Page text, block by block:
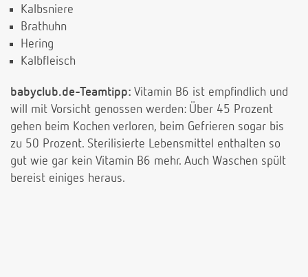
Kalbsniere
Brathuhn
Hering
Kalbfleisch
babyclub.de-Teamtipp: Vitamin B6 ist empfindlich und
will mit Vorsicht genossen werden: Über 45 Prozent
gehen beim Kochen verloren, beim Gefrieren sogar bis
zu 50 Prozent. Sterilisierte Lebensmittel enthalten so
gut wie gar kein Vitamin B6 mehr. Auch Waschen spült
bereist einiges heraus.